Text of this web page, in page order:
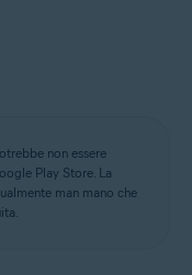
non essere
Play Store. La
man mano che